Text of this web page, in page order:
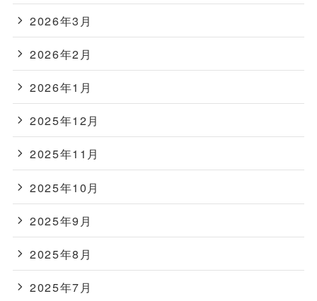
2026年3月
2026年2月
2026年1月
2025年12月
2025年11月
2025年10月
2025年9月
2025年8月
2025年7月